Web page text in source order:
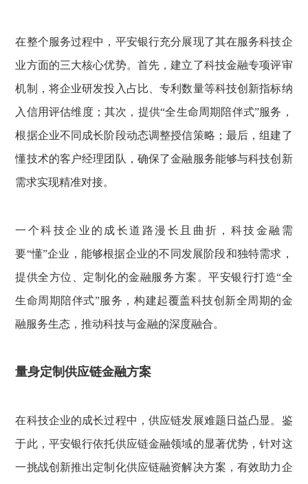
在整个服务过程中，平安银行充分展现了其在服务科技企
业方面的三大核心优势。首先，建立了科技金融专项评审
机制，将企业研发投入占比、专利数量等科技创新指标纳
入信用评估维度；其次，提供“全生命周期陪伴式”服务，
根据企业不同成长阶段动态调整授信策略；最后，组建了
懂技术的客户经理团队，确保了金融服务能够与科技创新
需求实现精准对接。
一个科技企业的成长道路漫长且曲折，科技金融需
要“懂”企业，能够根据企业的不同发展阶段和独特需求，
提供全方位、定制化的金融服务方案。平安银行打造“全
生命周期陪伴式”服务，构建起覆盖科技创新全周期的金
融服务生态，推动科技与金融的深度融合。
量身定制供应链金融方案
在科技企业的成长过程中，供应链发展难题日益凸显。鉴
于此，平安银行依托供应链金融领域的显著优势，针对这
一挑战创新推出定制化供应链融资解决方案，有效助力企